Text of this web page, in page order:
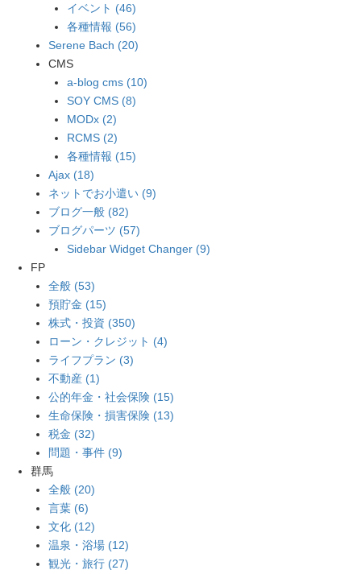
イベント (46)
各種情報 (56)
Serene Bach (20)
CMS
a-blog cms (10)
SOY CMS (8)
MODx (2)
RCMS (2)
各種情報 (15)
Ajax (18)
ネットでお小遣い (9)
ブログ一般 (82)
ブログパーツ (57)
Sidebar Widget Changer (9)
FP
全般 (53)
預貯金 (15)
株式・投資 (350)
ローン・クレジット (4)
ライフプラン (3)
不動産 (1)
公的年金・社会保険 (15)
生命保険・損害保険 (13)
税金 (32)
問題・事件 (9)
群馬
全般 (20)
言葉 (6)
文化 (12)
温泉・浴場 (12)
観光・旅行 (27)